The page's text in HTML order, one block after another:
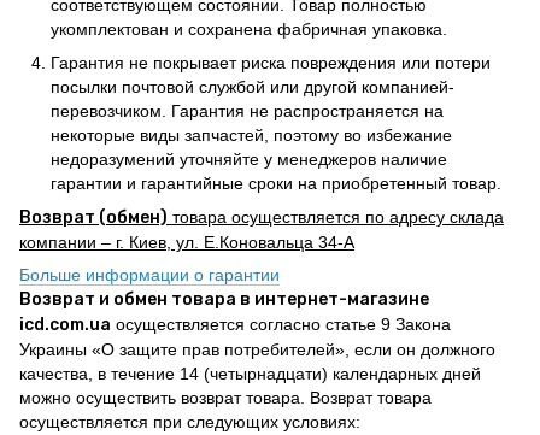
соответствующем состоянии. Товар полностью
укомплектован и сохранена фабричная упаковка.
Гарантия не покрывает риска повреждения или потери
посылки почтовой службой или другой компанией-
перевозчиком. Гарантия не распространяется на
некоторые виды запчастей, поэтому во избежание
недоразумений уточняйте у менеджеров наличие
гарантии и гарантийные сроки на приобретенный товар.
Возврат (обмен) товара осуществляется по адресу склада
компании – г. Киев, ул. Е.Коновальца 34-А
Больше информации о гарантии
Возврат и обмен товара в интернет-магазине
icd.com.ua осуществляется согласно статье 9 Закона
Украины «О защите прав потребителей», если он должного
качества, в течение 14 (четырнадцати) календарных дней
можно осуществить возврат товара. Возврат товара
осуществляется при следующих условиях: